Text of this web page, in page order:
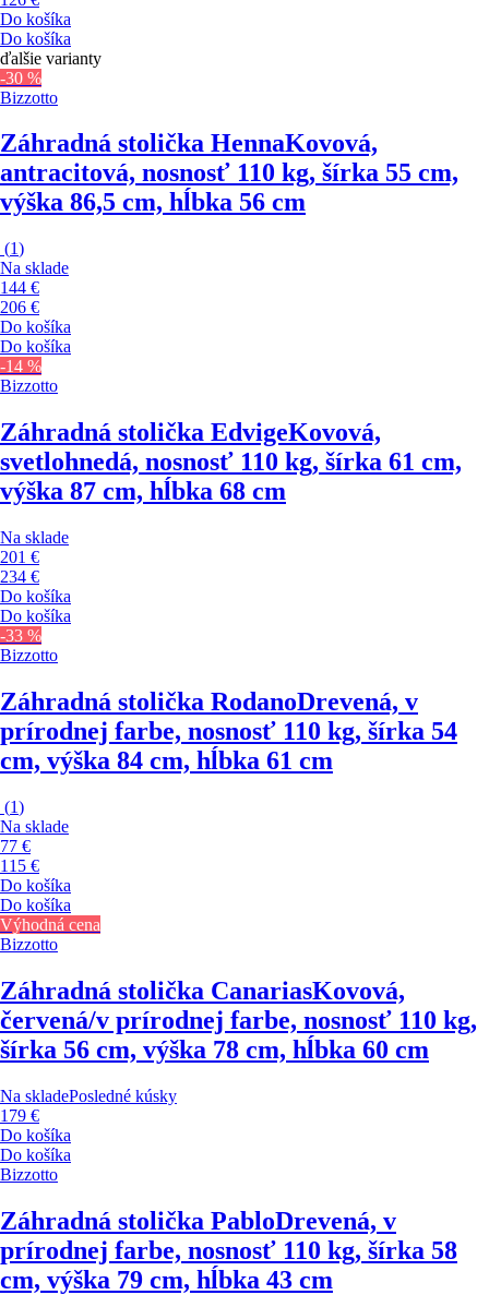
Do košíka
Do košíka
ďalšie varianty
-30 %
Bizzotto
Záhradná stolička HennaKovová,
antracitová, nosnosť 110 kg, šírka 55 cm,
výška 86,5 cm, hĺbka 56 cm
(1)
Na sklade
144 €
206 €
Do košíka
Do košíka
-14 %
Bizzotto
Záhradná stolička EdvigeKovová,
svetlohnedá, nosnosť 110 kg, šírka 61 cm,
výška 87 cm, hĺbka 68 cm
Na sklade
201 €
234 €
Do košíka
Do košíka
-33 %
Bizzotto
Záhradná stolička RodanoDrevená, v
prírodnej farbe, nosnosť 110 kg, šírka 54
cm, výška 84 cm, hĺbka 61 cm
(1)
Na sklade
77 €
115 €
Do košíka
Do košíka
Výhodná cena
Bizzotto
Záhradná stolička CanariasKovová,
červená/v prírodnej farbe, nosnosť 110 kg,
šírka 56 cm, výška 78 cm, hĺbka 60 cm
Na skladePosledné kúsky
179 €
Do košíka
Do košíka
Bizzotto
Záhradná stolička PabloDrevená, v
prírodnej farbe, nosnosť 110 kg, šírka 58
cm, výška 79 cm, hĺbka 43 cm